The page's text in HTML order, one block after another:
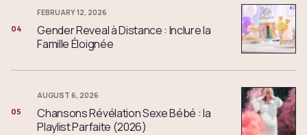
04
FEBRUARY 12, 2026
Gender Reveal à Distance : Inclure la
Famille Éloignée
05
AUGUST 6, 2026
Chansons Révélation Sexe Bébé : la
Playlist Parfaite (2026)